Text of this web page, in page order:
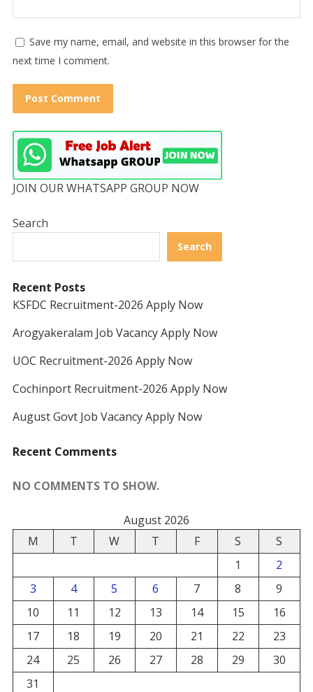
Save my name, email, and website in this browser for the
next time I comment.
JOIN OUR WHATSAPP GROUP NOW
Search
Search
Recent Posts
KSFDC Recruitment-2026 Apply Now
Arogyakeralam Job Vacancy Apply Now
UOC Recruitment-2026 Apply Now
Cochinport Recruitment-2026 Apply Now
August Govt Job Vacancy Apply Now
Recent Comments
NO COMMENTS TO SHOW.
August 2026
M
T W T F S
S
1
2
3
4 5 6 7 8
9
10
11 12 13 14 15
16
17
18 19 20 21 22
23
24
25 26 27 28 29
30
31